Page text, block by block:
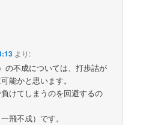
より:
の不成については、打歩詰が
能かと思います。
けてしまうのを回避するの
飛不成）です。